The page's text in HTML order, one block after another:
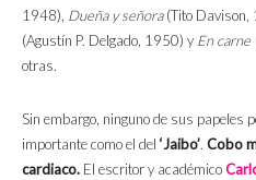
1948), Dueña y señora(Tito Davison,
(Agustín P. Delgado, 1950) y En carne
otras.
Sin embargo, ninguno de sus papeles
importante como el del ‘Jaibo’. Cobo
cardiaco. El escritor y académico